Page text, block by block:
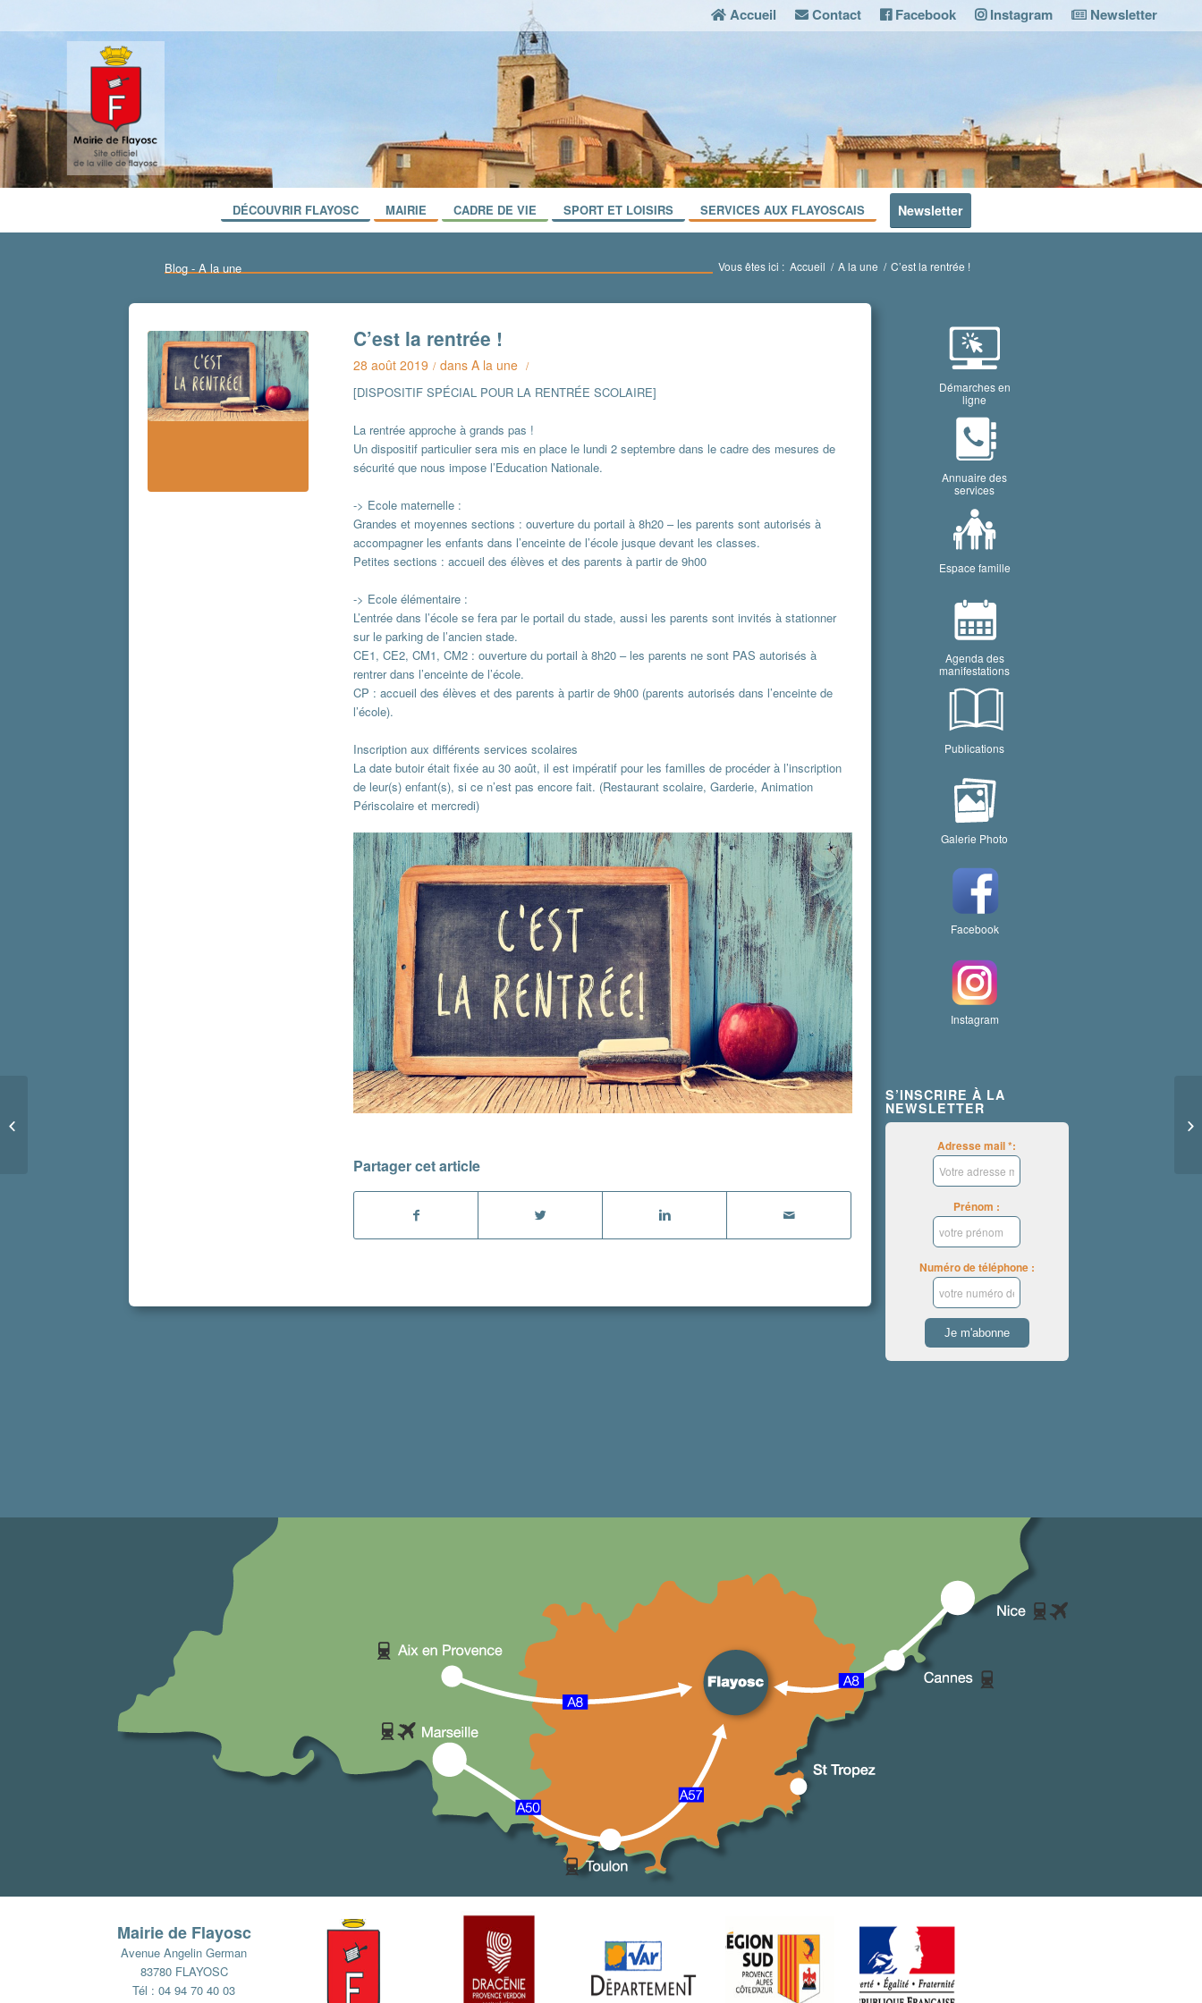
Accueil Contact Facebook Instagram Newsletter
DÉCOUVRIR FLAYOSC MAIRIE CADRE DE VIE SPORT ET LOISIRS SERVICES AUX FLAYOSCAIS Newsletter
Blog - A la une Vous êtes ici : Accueil / A la une / C’est la rentrée !
C’est la rentrée !
28 août 2019 / dansA la une /
[DISPOSITIF SPÉCIAL POUR LA RENTRÉE SCOLAIRE]
La rentrée approche à grands pas !
Un dispositif particulier sera mis en place le lundi 2 septembre dans le cadre des mesures de
sécurité que nous impose l’Education Nationale.
-> Ecole maternelle :
Grandes et moyennes sections : ouverture du portail à 8h20 – les parents sont autorisés à
accompagner les enfants dans l’enceinte de l’école jusque devant les classes.
Petites sections : accueil des élèves et des parents à partir de 9h00
-> Ecole élémentaire :
L’entrée dans l’école se fera par le portail du stade, aussi les parents sont invités à stationner
sur le parking de l’ancien stade.
CE1, CE2, CM1, CM2 : ouverture du portail à 8h20 – les parents ne sont PAS autorisés à
rentrer dans l’enceinte de l’école.
CP : accueil des élèves et des parents à partir de 9h00 (parents autorisés dans l’enceinte de
l’école).
Inscription aux différents services scolaires
La date butoir était fixée au 30 août, il est impératif pour les familles de procéder à l’inscription
de leur(s) enfant(s), si ce n’est pas encore fait. (Restaurant scolaire, Garderie, Animation
Périscolaire et mercredi)
Partager cet article
Démarches en
ligne
Annuaire des
services
Espace famille
Agenda des
manifestations
Publications
Galerie Photo
Facebook
Instagram
S’INSCRIRE À LA
NEWSLETTER
Adresse mail *:
Prénom :
Numéro de téléphone :
Mairie de Flayosc
Avenue Angelin German
83780 FLAYOSC
Tél : 04 94 70 40 03